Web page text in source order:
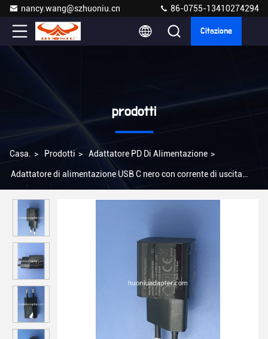
nancy.wang@szhuoniu.cn 86-0755-13410274294
Citazione
prodotti
Casa. > Prodotti > Adattatore PD Di Alimentazione >
Adattatore di alimentazione USB C nero con corrente di uscita